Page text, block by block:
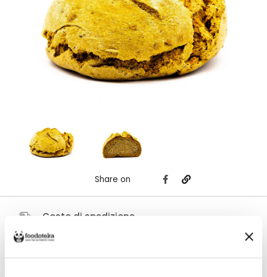
Share on
Costo di spedizione
Per Panificio La Panetta è €6,00, gratuito da €38,00. Se continui ad
acquistare, ciò che spendi in più dopo gli €38,00 concorre a generare uno
sconto sulle spese di spedizione di altre botteghe.